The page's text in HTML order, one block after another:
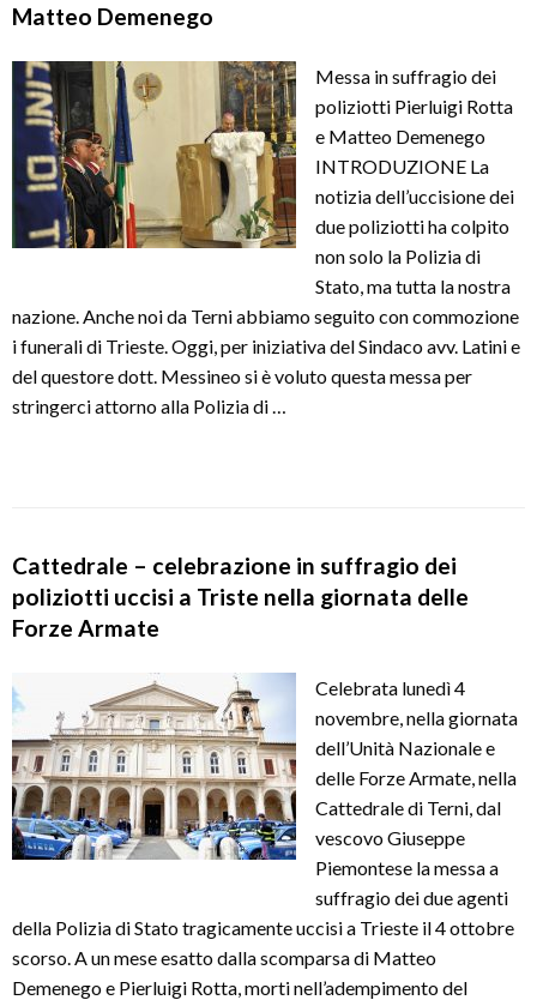
Matteo Demenego
Messa in suffragio dei
poliziotti Pierluigi Rotta
e Matteo Demenego
INTRODUZIONE La
notizia dell’uccisione dei
due poliziotti ha colpito
non solo la Polizia di
Stato, ma tutta la nostra
nazione. Anche noi da Terni abbiamo seguito con commozione
i funerali di Trieste. Oggi, per iniziativa del Sindaco avv. Latini e
del questore dott. Messineo si è voluto questa messa per
stringerci attorno alla Polizia di …
Cattedrale – celebrazione in suffragio dei
poliziotti uccisi a Triste nella giornata delle
Forze Armate
Celebrata lunedì 4
novembre, nella giornata
dell’Unità Nazionale e
delle Forze Armate, nella
Cattedrale di Terni, dal
vescovo Giuseppe
Piemontese la messa a
suffragio dei due agenti
della Polizia di Stato tragicamente uccisi a Trieste il 4 ottobre
scorso. A un mese esatto dalla scomparsa di Matteo
Demenego e Pierluigi Rotta, morti nell’adempimento del